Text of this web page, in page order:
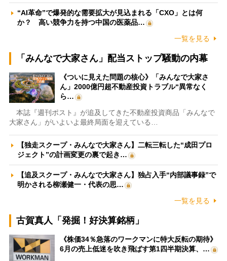
“AI革命”で爆発的な需要拡大が見込まれる「CXO」とは何
か？ 高い競争力を持つ中国の医薬品…
一覧を見る
「みんなで大家さん」配当ストップ騒動の内幕
《ついに見えた問題の核心》「みんなで大家さ
ん」2000億円超不動産投資トラブル“異常なく
ら…
本誌『週刊ポスト』が追及してきた不動産投資商品「みんなで
大家さん」がいよいよ最終局面を迎えている…
【独走スクープ・みんなで大家さん】二転三転した“成田プロ
ジェクト”の計画変更の裏で起き…
【追及スクープ・みんなで大家さん】独占入手“内部議事録”で
明かされる柳瀬健一・代表の思…
一覧を見る
古賀真人「発掘！好決算銘柄」
《株価34％急落のワークマンに特大反転の期待》
6月の売上低迷を吹き飛ばす第1四半期決算、…